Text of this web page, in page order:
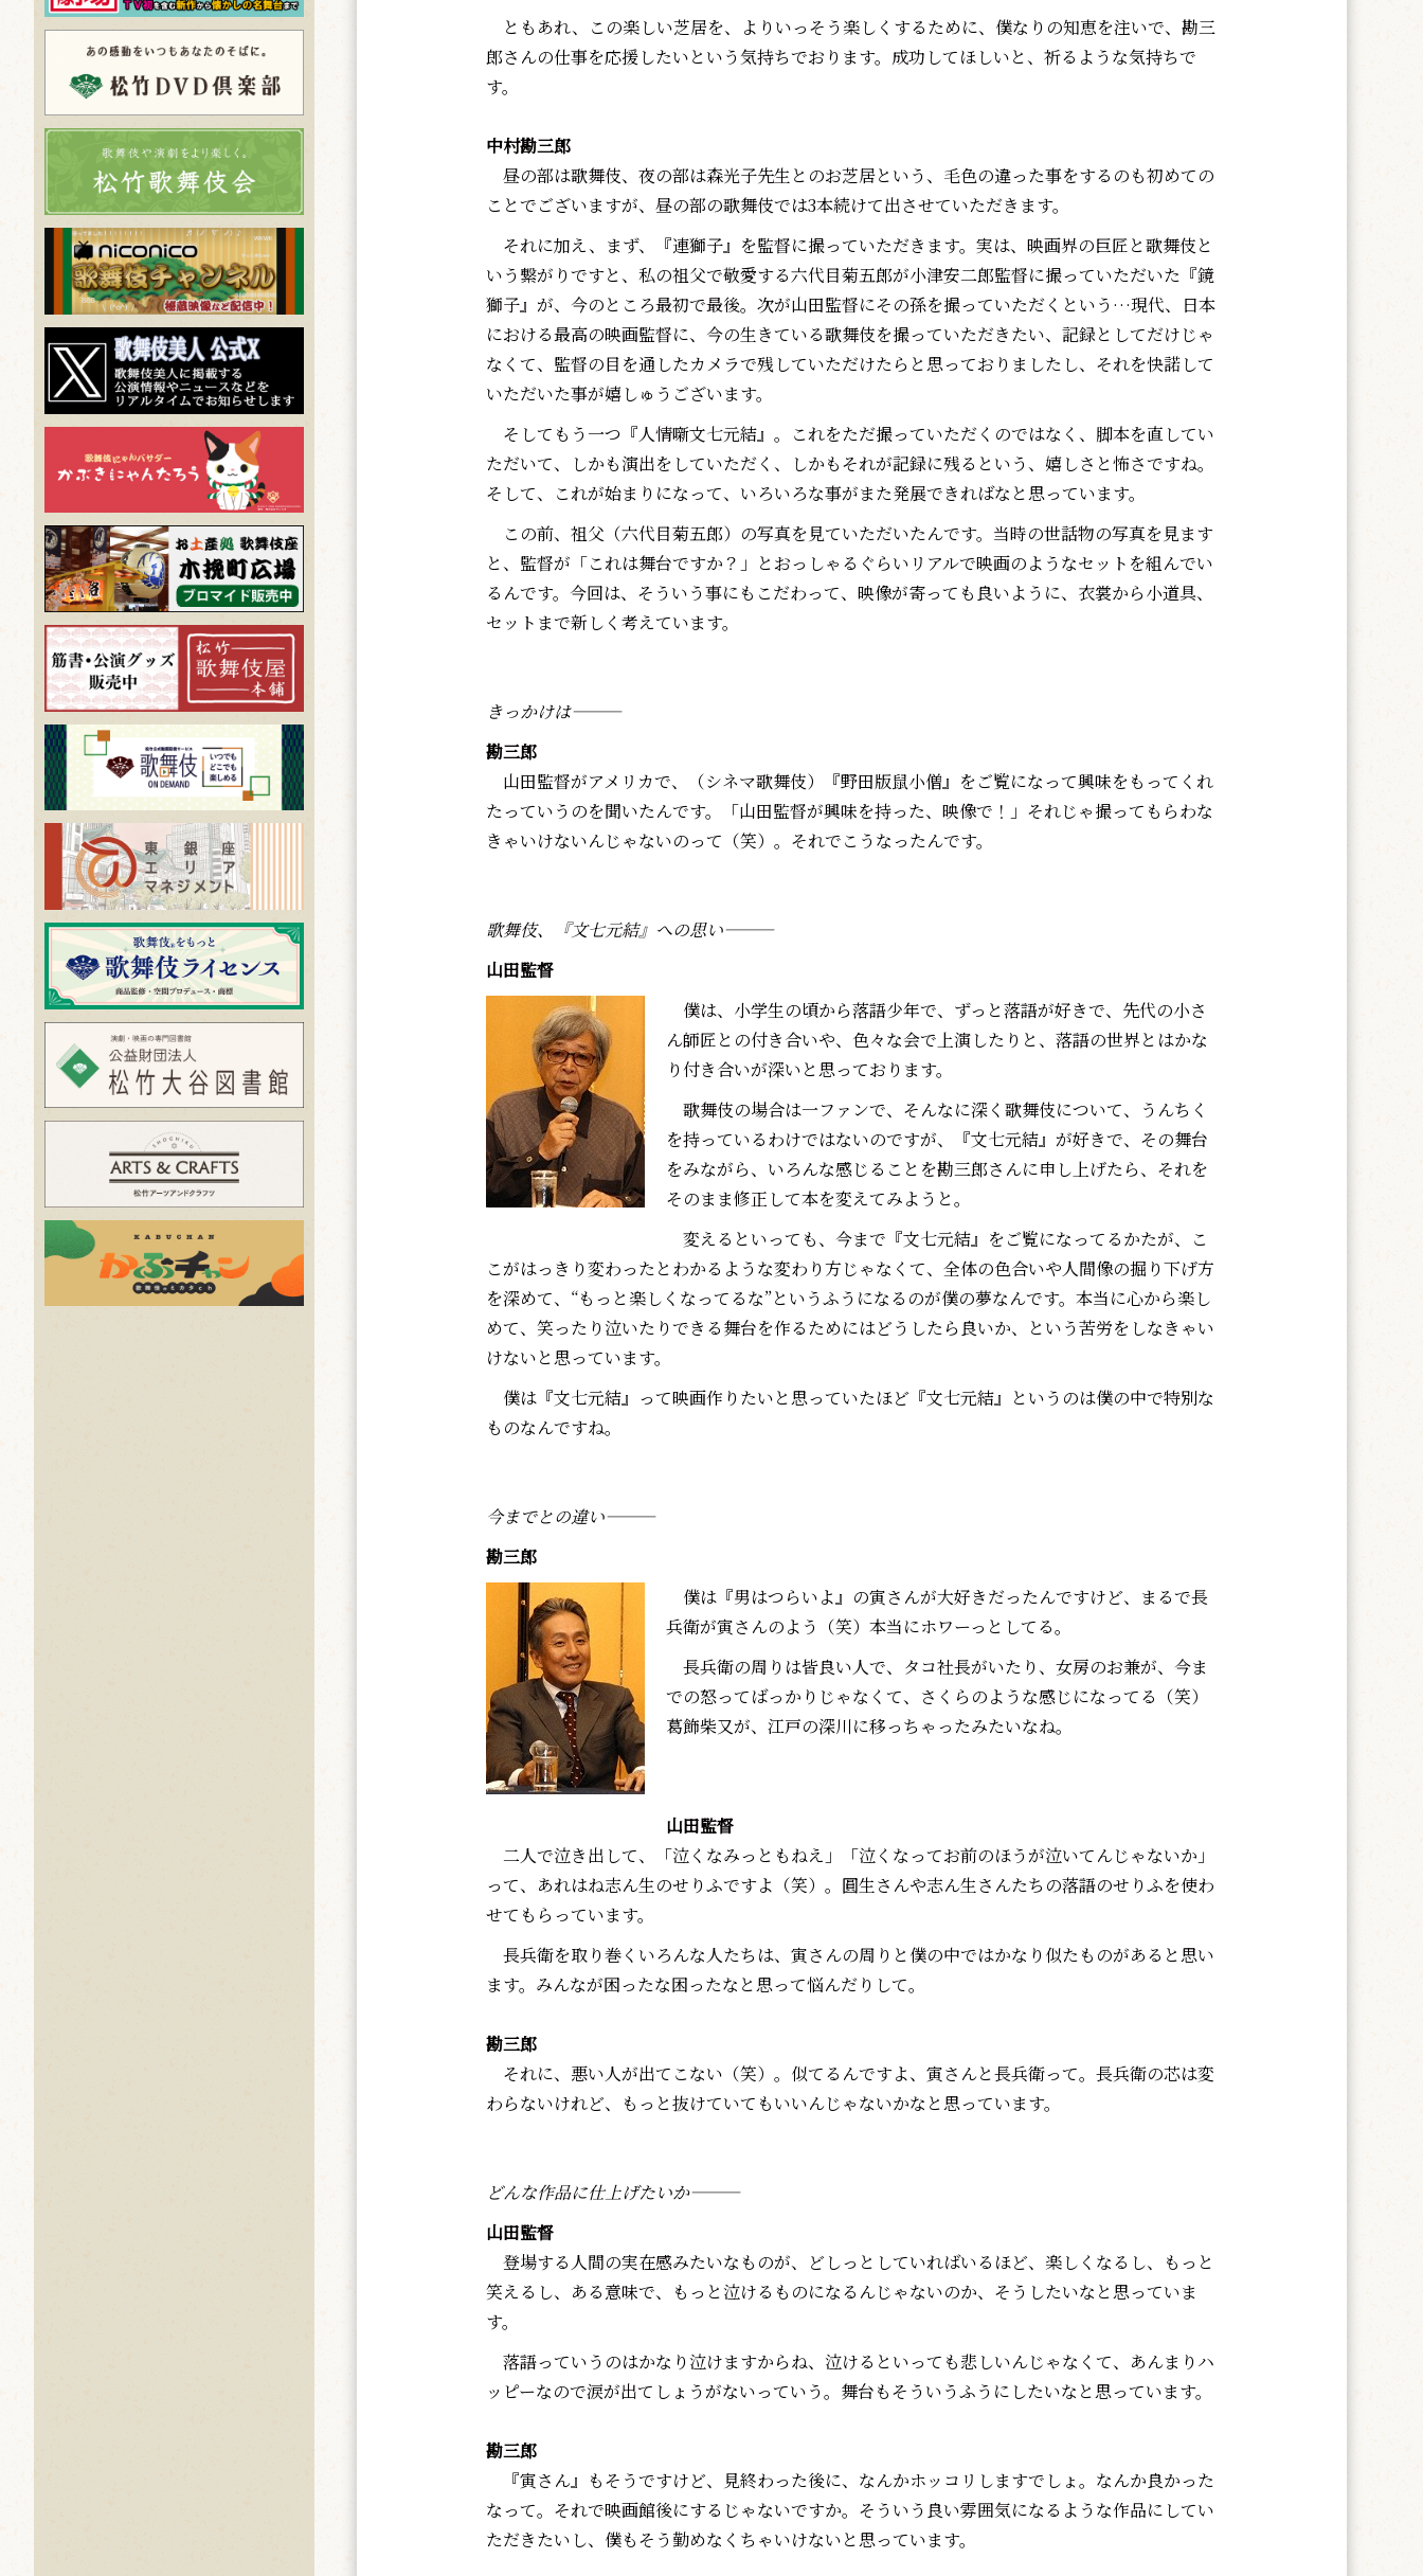
ともあれ、この楽しい芝居を、よりいっそう楽しくするために、僕なりの知恵を注いで、勘三
郎さんの仕事を応援したいという気持ちでおります。成功してほしいと、祈るような気持ちで
す。
中村勘三郎―――
昼の部は歌舞伎、夜の部は森光子先生とのお芝居という、毛色の違った事をするのも初めての
ことでございますが、昼の部の歌舞伎では3本続けて出させていただきます。
それに加え、まず、『連獅子』を監督に撮っていただきます。実は、映画界の巨匠と歌舞伎と
いう繋がりですと、私の祖父で敬愛する六代目菊五郎が小津安二郎監督に撮っていただいた『鏡
獅子』が、今のところ最初で最後。次が山田監督にその孫を撮っていただくという…現代、日本
における最高の映画監督に、今の生きている歌舞伎を撮っていただきたい、記録としてだけじゃ
なくて、監督の目を通したカメラで残していただけたらと思っておりましたし、それを快諾して
いただいた事が嬉しゅうございます。
そしてもう一つ『人情噺文七元結』。これをただ撮っていただくのではなく、脚本を直してい
ただいて、しかも演出をしていただく、しかもそれが記録に残るという、嬉しさと怖さですね。
そして、これが始まりになって、いろいろな事がまた発展できればなと思っています。
この前、祖父（六代目菊五郎）の写真を見ていただいたんです。当時の世話物の写真を見ます
と、監督が「これは舞台ですか？」とおっしゃるぐらいリアルで映画のようなセットを組んでい
るんです。今回は、そういう事にもこだわって、映像が寄っても良いように、衣裳から小道具、
セットまで新しく考えています。
きっかけは―――
勘三郎―――
山田監督がアメリカで、（シネマ歌舞伎）『野田版鼠小僧』をご覧になって興味をもってくれ
たっていうのを聞いたんです。「山田監督が興味を持った、映像で！」それじゃ撮ってもらわな
きゃいけないんじゃないのって（笑）。それでこうなったんです。
歌舞伎、『文七元結』への思い―――
山田監督―――
僕は、小学生の頃から落語少年で、ずっと落語が好きで、先代の小さ
ん師匠との付き合いや、色々な会で上演したりと、落語の世界とはかな
り付き合いが深いと思っております。
歌舞伎の場合は一ファンで、そんなに深く歌舞伎について、うんちく
を持っているわけではないのですが、『文七元結』が好きで、その舞台
をみながら、いろんな感じることを勘三郎さんに申し上げたら、それを
そのまま修正して本を変えてみようと。
変えるといっても、今まで『文七元結』をご覧になってるかたが、こ
こがはっきり変わったとわかるような変わり方じゃなくて、全体の色合いや人間像の掘り下げ方
を深めて、“もっと楽しくなってるな”というふうになるのが僕の夢なんです。本当に心から楽し
めて、笑ったり泣いたりできる舞台を作るためにはどうしたら良いか、という苦労をしなきゃい
けないと思っています。
僕は『文七元結』って映画作りたいと思っていたほど『文七元結』というのは僕の中で特別な
ものなんですね。
今までとの違い―――
勘三郎―――
僕は『男はつらいよ』の寅さんが大好きだったんですけど、まるで長
兵衛が寅さんのよう（笑）本当にホワーっとしてる。
長兵衛の周りは皆良い人で、タコ社長がいたり、女房のお兼が、今ま
での怒ってばっかりじゃなくて、さくらのような感じになってる（笑）
葛飾柴又が、江戸の深川に移っちゃったみたいなね。
山田監督―――
二人で泣き出して、「泣くなみっともねえ」「泣くなってお前のほうが泣いてんじゃないか」
って、あれはね志ん生のせりふですよ（笑）。圓生さんや志ん生さんたちの落語のせりふを使わ
せてもらっています。
長兵衛を取り巻くいろんな人たちは、寅さんの周りと僕の中ではかなり似たものがあると思い
ます。みんなが困ったな困ったなと思って悩んだりして。
勘三郎―――
それに、悪い人が出てこない（笑）。似てるんですよ、寅さんと長兵衛って。長兵衛の芯は変
わらないけれど、もっと抜けていてもいいんじゃないかなと思っています。
どんな作品に仕上げたいか―――
山田監督―――
登場する人間の実在感みたいなものが、どしっとしていればいるほど、楽しくなるし、もっと
笑えるし、ある意味で、もっと泣けるものになるんじゃないのか、そうしたいなと思っていま
す。
落語っていうのはかなり泣けますからね、泣けるといっても悲しいんじゃなくて、あんまりハ
ッピーなので涙が出てしょうがないっていう。舞台もそういうふうにしたいなと思っています。
勘三郎―――
『寅さん』もそうですけど、見終わった後に、なんかホッコリしますでしょ。なんか良かった
なって。それで映画館後にするじゃないですか。そういう良い雰囲気になるような作品にしてい
ただきたいし、僕もそう勤めなくちゃいけないと思っています。